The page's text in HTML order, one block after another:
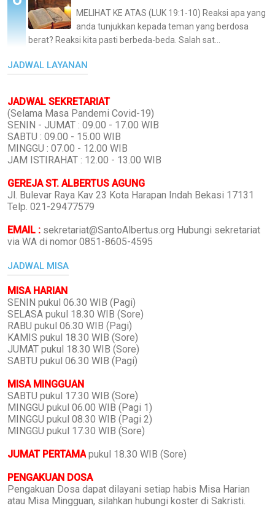
MELIHAT KE ATAS (LUK 19:1-10) Reaksi apa yang
anda tunjukkan kepada teman yang berdosa
berat? Reaksi kita pasti berbeda-beda. Salah sat...
JADWAL LAYANAN
JADWAL SEKRETARIAT
(Selama Masa Pandemi Covid-19)
SENIN - JUMAT : 09.00 - 17.00 WIB
SABTU : 09.00 - 15.00 WIB
MINGGU : 07.00 - 12.00 WIB
JAM ISTIRAHAT : 12.00 - 13.00 WIB
GEREJA ST. ALBERTUS AGUNG
Jl. Bulevar Raya Kav 23 Kota Harapan Indah Bekasi 17131
Telp. 021-29477579
EMAIL : sekretariat@SantoAlbertus.org Hubungi sekretariat
via WA di nomor 0851-8605-4595
JADWAL MISA
MISA HARIAN
SENIN pukul 06.30 WIB (Pagi)
SELASA pukul 18.30 WIB (Sore)
RABU pukul 06.30 WIB (Pagi)
KAMIS pukul 18.30 WIB (Sore)
JUMAT pukul 18.30 WIB (Sore)
SABTU pukul 06.30 WIB (Pagi)
MISA MINGGUAN
SABTU pukul 17.30 WIB (Sore)
MINGGU pukul 06.00 WIB (Pagi 1)
MINGGU pukul 08.30 WIB (Pagi 2)
MINGGU pukul 17.30 WIB (Sore)
JUMAT PERTAMA pukul 18.30 WIB (Sore)
PENGAKUAN DOSA
Pengakuan Dosa dapat dilayani setiap habis Misa Harian
atau Misa Mingguan, silahkan hubungi koster di Sakristi.